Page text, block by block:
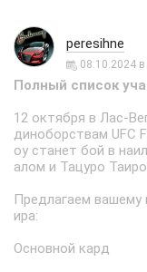
peresihne
08.10.2024
Полный список
12 октября в Лас-
диноборствам UFC
оу станет бой в
алом и Тацуро
Предлагаем вашему
ира:
Основной кард